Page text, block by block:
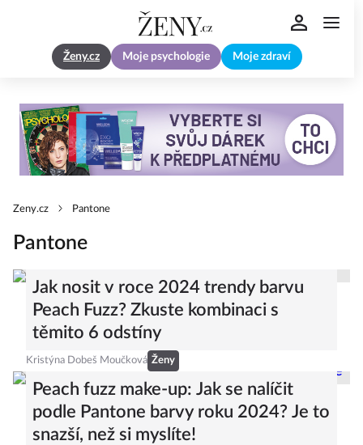
Ženy.cz Moje psychologie Moje zdraví
Zeny.cz Pantone
Pantone
Jak nosit v roce 2024 trendy barvu
Peach Fuzz? Zkuste kombinaci s
těmito 6 odstíny
Kristýna Dobeš Moučková Ženy
Peach fuzz make-up: Jak se nalíčit
podle Pantone barvy roku 2024? Je to
snazší, než si myslíte!